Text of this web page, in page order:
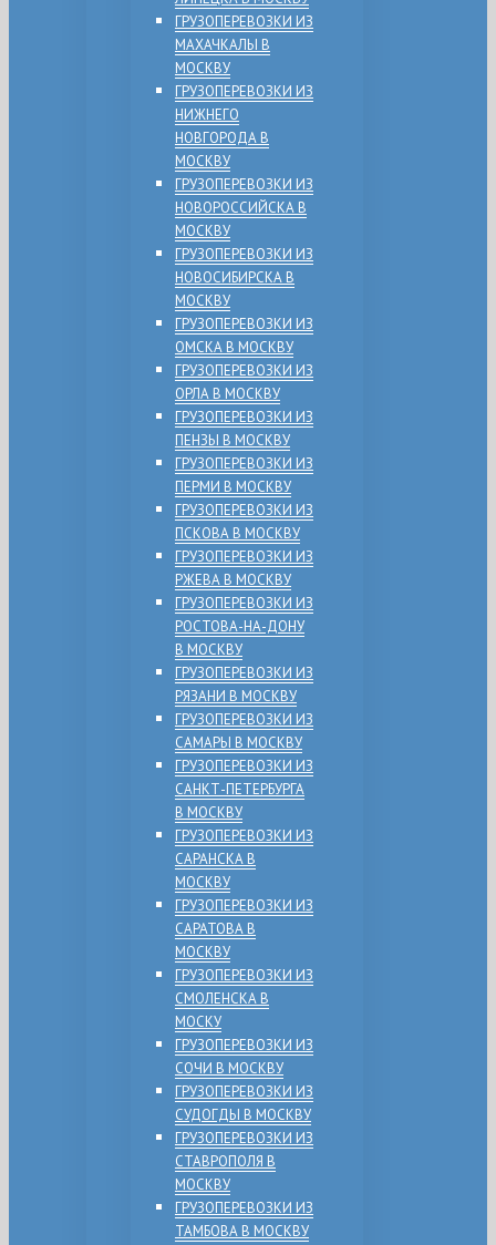
ГРУЗОПЕРЕВОЗКИ ИЗ
МАХАЧКАЛЫ В
МОСКВУ
ГРУЗОПЕРЕВОЗКИ ИЗ
НИЖНЕГО
НОВГОРОДА В
МОСКВУ
ГРУЗОПЕРЕВОЗКИ ИЗ
НОВОРОССИЙСКА В
МОСКВУ
ГРУЗОПЕРЕВОЗКИ ИЗ
НОВОСИБИРСКА В
МОСКВУ
ГРУЗОПЕРЕВОЗКИ ИЗ
ОМСКА В МОСКВУ
ГРУЗОПЕРЕВОЗКИ ИЗ
ОРЛА В МОСКВУ
ГРУЗОПЕРЕВОЗКИ ИЗ
ПЕНЗЫ В МОСКВУ
ГРУЗОПЕРЕВОЗКИ ИЗ
ПЕРМИ В МОСКВУ
ГРУЗОПЕРЕВОЗКИ ИЗ
ПСКОВА В МОСКВУ
ГРУЗОПЕРЕВОЗКИ ИЗ
РЖЕВА В МОСКВУ
ГРУЗОПЕРЕВОЗКИ ИЗ
РОСТОВА-НА-ДОНУ
В МОСКВУ
ГРУЗОПЕРЕВОЗКИ ИЗ
РЯЗАНИ В МОСКВУ
ГРУЗОПЕРЕВОЗКИ ИЗ
САМАРЫ В МОСКВУ
ГРУЗОПЕРЕВОЗКИ ИЗ
САНКТ-ПЕТЕРБУРГА
В МОСКВУ
ГРУЗОПЕРЕВОЗКИ ИЗ
САРАНСКА В
МОСКВУ
ГРУЗОПЕРЕВОЗКИ ИЗ
САРАТОВА В
МОСКВУ
ГРУЗОПЕРЕВОЗКИ ИЗ
СМОЛЕНСКА В
МОСКУ
ГРУЗОПЕРЕВОЗКИ ИЗ
СОЧИ В МОСКВУ
ГРУЗОПЕРЕВОЗКИ ИЗ
СУДОГДЫ В МОСКВУ
ГРУЗОПЕРЕВОЗКИ ИЗ
СТАВРОПОЛЯ В
МОСКВУ
ГРУЗОПЕРЕВОЗКИ ИЗ
ТАМБОВА В МОСКВУ